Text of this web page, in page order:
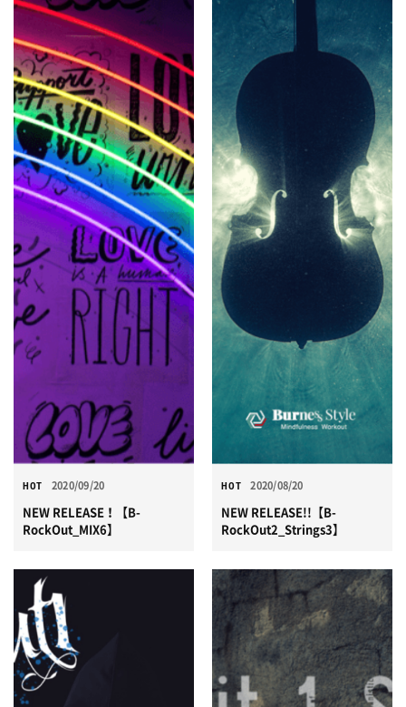
NEW RELEASE！【B-
RockOut_MIX6】
HOT 2020/09/20
NEW RELEASE!!【B-
RockOut2_Strings3】
HOT 2020/08/20